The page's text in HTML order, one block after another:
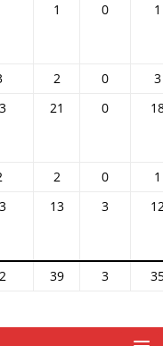
1 0 1
2 0
3
21 0
2 0
1
13 3
39 3